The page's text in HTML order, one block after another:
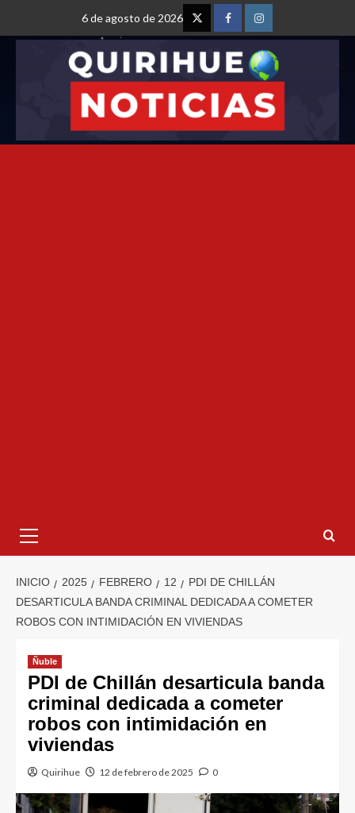
6 de agosto de 2026
INICIO 2025 FEBRERO 12
PDI DE CHILLÁN
DESARTICULA BANDA CRIMINAL DEDICADA A COMETER
ROBOS CON INTIMIDACIÓN EN VIVIENDAS
Ñuble
PDI de Chillán desarticula banda
criminal dedicada a cometer
robos con intimidación en
viviendas
Quirihue 12 de febrero de 2025 0